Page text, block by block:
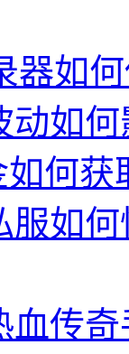
器如
动如
何获
服如
血传